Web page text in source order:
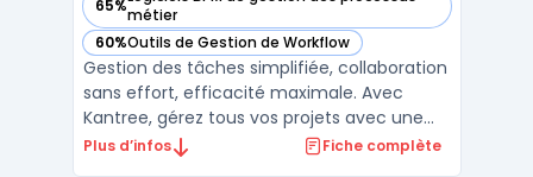
65%métier
— voir Kantree dans cette catégorie
60%Outils de Gestion de Workflow
— voir Kantree dans cette catégorie
Gestion des tâches simplifiée, collaboration
sans effort, efficacité maximale. Avec
Kantree, gérez tous vos projets avec une
plateforme intuitive et personnalisable.
Plus d’infos Fiche complète